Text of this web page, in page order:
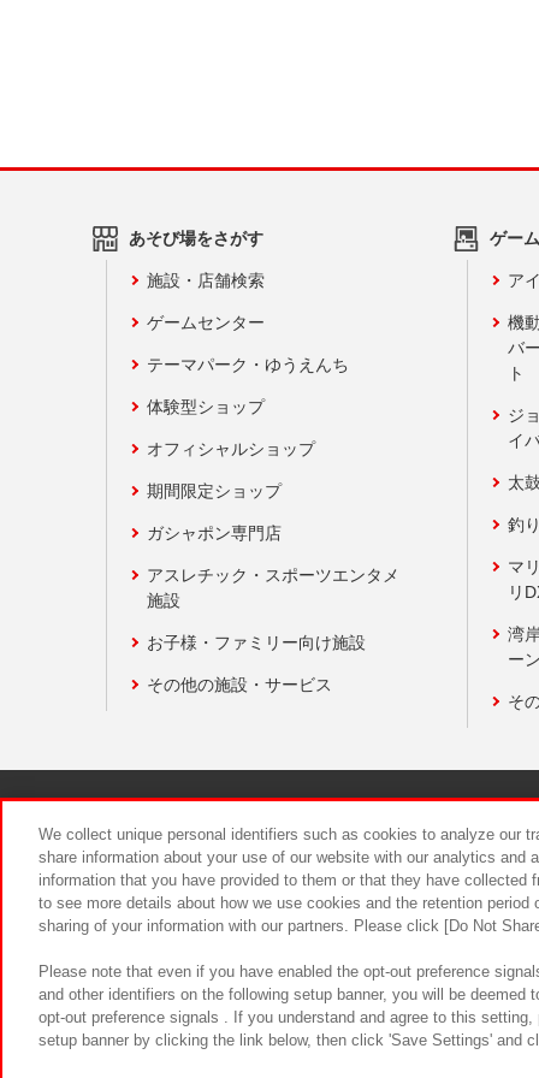
あそび場をさがす
施設・店舗検索
ゲームセンター
テーマパーク・ゆうえんち
体験型ショップ
オフィシャルショップ
期間限定ショップ
ガシャポン専門店
アスレチック・スポーツエンタメ
施設
お子様・ファミリー向け施設
その他の施設・サービス
ゲー
ア
機
バ
ト
ジ
イ
太
釣
マ
リ
湾
ー
そ
食品のご
We collect unique personal identifiers such as cookies to analyze our
share information about your use of our website with our analytics and
information that you have provided to them or that they have
to see more details about how we use cookies and the retention
sharing of your information with our partners. Please click [Do Not
Please note that even if you have enabled the opt-out preference
and other identifiers on the following setup banner, you will be
opt-out preference signals . If you understand and agree to this
setup banner by clicking the link below, then click 'Save Settings' and